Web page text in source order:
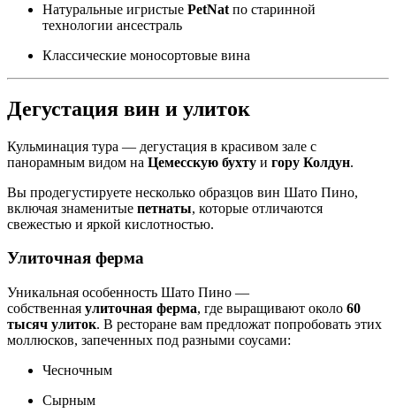
Натуральные игристые PetNat по старинной
технологии ансестраль
Классические моносортовые вина
Дегустация вин и улиток
Кульминация тура — дегустация в красивом зале с
панорамным видом на Цемесскую бухту и гору Колдун.
Вы продегустируете несколько образцов вин Шато Пино,
включая знаменитые петнаты, которые отличаются
свежестью и яркой кислотностью.
Улиточная ферма
Уникальная особенность Шато Пино —
собственная улиточная ферма, где выращивают около 60
тысяч улиток. В ресторане вам предложат попробовать этих
моллюсков, запеченных под разными соусами:
Чесночным
Сырным